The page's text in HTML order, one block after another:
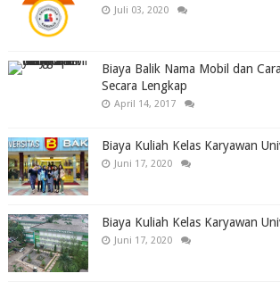
Juli 03, 2020
Biaya Balik Nama Mobil dan
Secara Lengkap
April 14, 2017
Biaya Kuliah Kelas Karyawan
Juni 17, 2020
Biaya Kuliah Kelas Karyawan
Juni 17, 2020